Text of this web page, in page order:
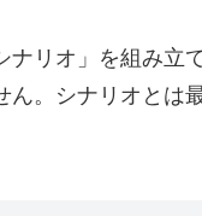
リオ」を組み立
。シナリオとは